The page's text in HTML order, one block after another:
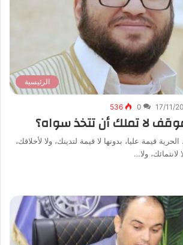
الرئيسية
17/11/
0
536
لا تملك أن تتخذ سواه؟
قيمة عليا، بدونها لا قيمة لتدينك، ولا لأخلاقك،
لانتمائك، ولا…